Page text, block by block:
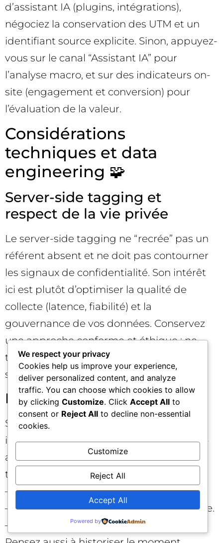
d’assistant IA (plugins, intégrations),
négociez la conservation des UTM et un
identifiant source explicite. Sinon, appuyez-
vous sur le canal “Assistant IA” pour
l’analyse macro, et sur des indicateurs on-
site (engagement et conversion) pour
l’évaluation de la valeur.
Considérations
techniques et data
engineering 🧩
Server-side tagging et
respect de la vie privée
Le server-side tagging ne “recrée” pas un
référent absent et ne doit pas contourner
les signaux de confidentialité. Son intérêt
ici est plutôt d’optimiser la qualité de
collecte (latence, fiabilité) et la
gouvernance de vos données. Conservez
une approche conforme et éthique : ne
tentez pas d’inférer un canal à partir de
signaux personnels ou opaques.
BigQuery et modélisation
Si vous exportez GA4 vers BigQuery,
intégrez la nouvelle valeur de support “ai-
assistant” dans vos modèles et vos
transformations (dbt, SQL). Mettez à jour :
– Vos agrégations de canaux.
– Vos pipelines d’attribution personnalisée.
– Vos modèles de LTV et de cohortes.
We respect your privacy
Cookies help us improve your experience,
deliver personalized content, and analyze
traffic. You can choose which cookies to allow
by clicking Customize. Click Accept All to
consent or Reject All to decline non-essential
cookies.
Customize
Reject All
Accept All
Powered by